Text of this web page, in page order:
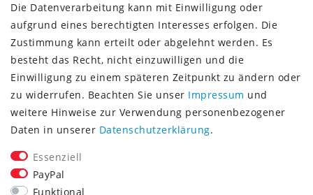
Vorkasse (3% Rabatt)
Paypal
Kauf auf Rechnung (Paypalservice)
Lastschrift (Paypalservice)
Kreditkarte (Paypalservice)
SOCIAL MEDIA
Die Datenverarbeitung kann mit Einwilligung oder
aufgrund eines berechtigten Interesses erfolgen. Die
Zustimmung kann erteilt oder abgelehnt werden. Es
besteht das Recht, nicht einzuwilligen und die
Einwilligung zu einem späteren Zeitpunkt zu ändern oder
zu widerrufen. Beachten Sie unser Impressum und
weitere Hinweise zur Verwendung personenbezogener
Daten in unserer Daten­schutz­erklärung.
Essenziell
PayPal
Funktional